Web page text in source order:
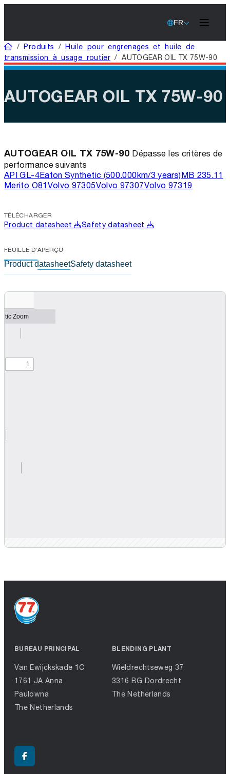
FR
Domicile
/Produits /Huile pour engrenages et huile de
transmission à usage routier /AUTOGEAR OIL TX 75W-90
AUTOGEAR OIL TX 75W-90
AUTOGEAR OIL TX 75W-90 Dépasse les critères de
performance suivants
API GL-4Eaton Synthetic (500.000km/3 years)MB 235.11
Merito O81Volvo 97305Volvo 97307Volvo 97319
TÉLÉCHARGER
Product datasheet Safety datasheet
FEUILLE D'APERÇU
Product datasheetSafety datasheet
BUREAU PRINCIPAL
Van Ewijckskade 1C
1761 JA Anna
Paulowna
The Netherlands
BLENDING PLANT
Wieldrechtseweg 37
3316 BG Dordrecht
The Netherlands